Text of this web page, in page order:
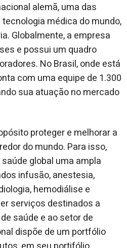
alemã, uma das
médica do mundo,
Globalmente, a empresa
e possui um quadro
No Brasil, onde está
com uma equipe de 1.300
sua atuação no mercado
proteger e melhorar a
do mundo. Para isso,
global uma ampla
infusão, anestesia,
hemodiálise e
serviços destinados a
saúde e ao setor de
dispõe de um portfólio